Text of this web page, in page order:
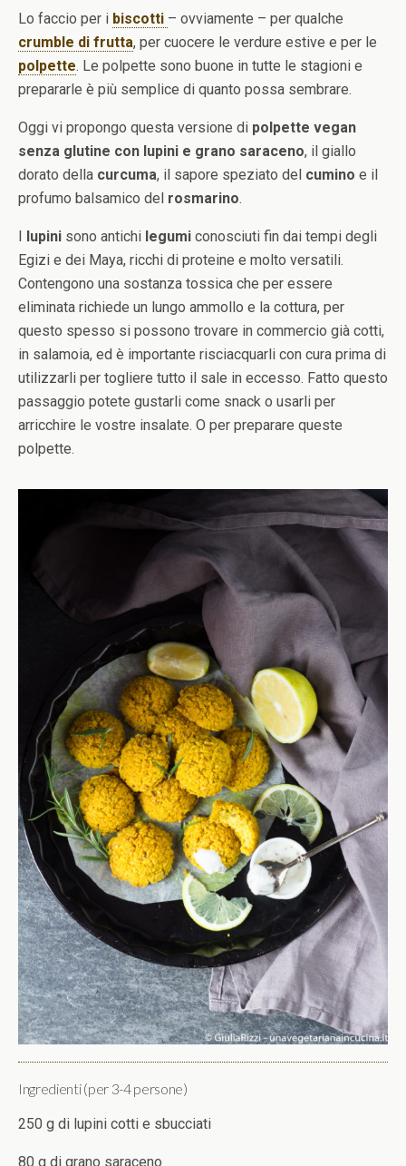
Lo faccio per i biscotti – ovviamente – per qualche
crumble di frutta, per cuocere le verdure estive e per le
polpette. Le polpette sono buone in tutte le stagioni e
prepararle è più semplice di quanto possa sembrare.
Oggi vi propongo questa versione di polpette vegan
senza glutine con lupini e grano saraceno, il giallo
dorato della curcuma, il sapore speziato del cumino e il
profumo balsamico del rosmarino.
I lupini sono antichi legumi conosciuti fin dai tempi degli
Egizi e dei Maya, ricchi di proteine e molto versatili.
Contengono una sostanza tossica che per essere
eliminata richiede un lungo ammollo e la cottura, per
questo spesso si possono trovare in commercio già cotti,
in salamoia, ed è importante risciacquarli con cura prima di
utilizzarli per togliere tutto il sale in eccesso. Fatto questo
passaggio potete gustarli come snack o usarli per
arricchire le vostre insalate. O per preparare queste
polpette.
Ingredienti (per 3-4 persone)
250 g di lupini cotti e sbucciati
80 g di grano saraceno